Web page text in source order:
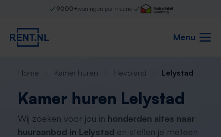
9000+woningen per maand
Menu
Home Kamer huren Flevoland Lelystad
Kamer huren Lelystad
Wij zoeken voor jou in honderden sites naar
huuraanbod in Lelystad en stellen je meteen